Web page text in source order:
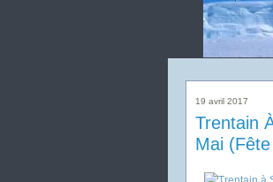
19 avril 2017
Trentain
Mai